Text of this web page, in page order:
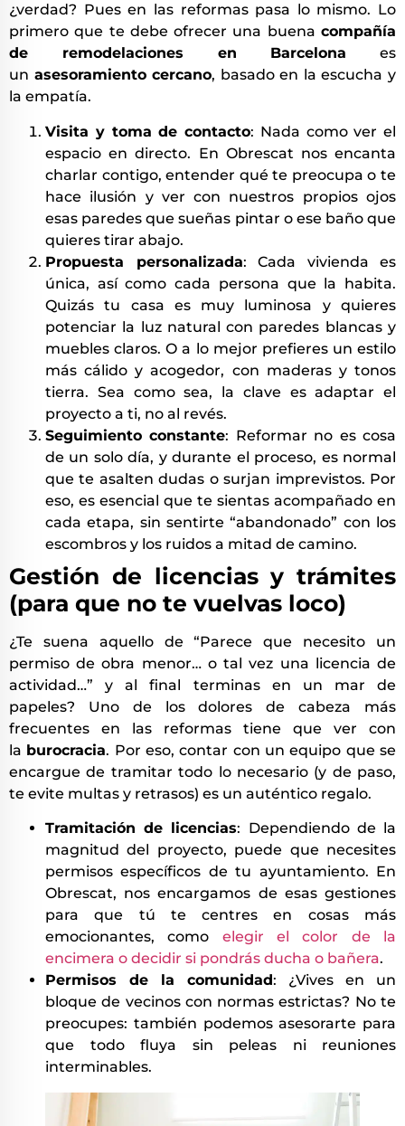
¿verdad? Pues en las reformas pasa lo mismo. Lo
primero que te debe ofrecer una buena compañía
de remodelaciones en Barcelona es
un asesoramiento cercano, basado en la escucha y
la empatía.
Visita y toma de contacto: Nada como ver el
espacio en directo. En Obrescat nos encanta
charlar contigo, entender qué te preocupa o te
hace ilusión y ver con nuestros propios ojos
esas paredes que sueñas pintar o ese baño que
quieres tirar abajo.
Propuesta personalizada: Cada vivienda es
única, así como cada persona que la habita.
Quizás tu casa es muy luminosa y quieres
potenciar la luz natural con paredes blancas y
muebles claros. O a lo mejor prefieres un estilo
más cálido y acogedor, con maderas y tonos
tierra. Sea como sea, la clave es adaptar el
proyecto a ti, no al revés.
Seguimiento constante: Reformar no es cosa
de un solo día, y durante el proceso, es normal
que te asalten dudas o surjan imprevistos. Por
eso, es esencial que te sientas acompañado en
cada etapa, sin sentirte “abandonado” con los
escombros y los ruidos a mitad de camino.
Gestión de licencias y trámites
(para que no te vuelvas loco)
¿Te suena aquello de “Parece que necesito un
permiso de obra menor… o tal vez una licencia de
actividad…” y al final terminas en un mar de
papeles? Uno de los dolores de cabeza más
frecuentes en las reformas tiene que ver con
la burocracia. Por eso, contar con un equipo que se
encargue de tramitar todo lo necesario (y de paso,
te evite multas y retrasos) es un auténtico regalo.
Tramitación de licencias: Dependiendo de la
magnitud del proyecto, puede que necesites
permisos específicos de tu ayuntamiento. En
Obrescat, nos encargamos de esas gestiones
para que tú te centres en cosas más
emocionantes, como elegir el color de la
encimera o decidir si pondrás ducha o bañera.
Permisos de la comunidad: ¿Vives en un
bloque de vecinos con normas estrictas? No te
preocupes: también podemos asesorarte para
que todo fluya sin peleas ni reuniones
interminables.